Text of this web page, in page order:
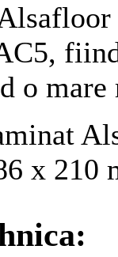
o
x 210